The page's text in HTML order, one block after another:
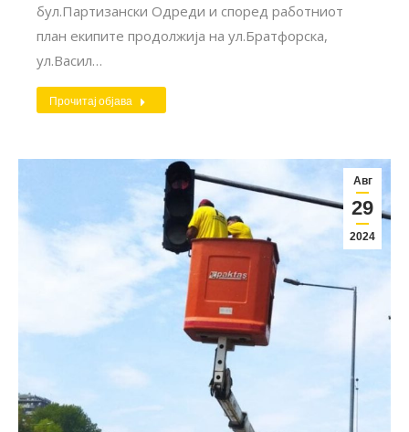
бул.Партизански Одреди и според работниот
план екипите продолжија на ул.Братфорска,
ул.Васил…
Прочитај објава
Авг
29
2024